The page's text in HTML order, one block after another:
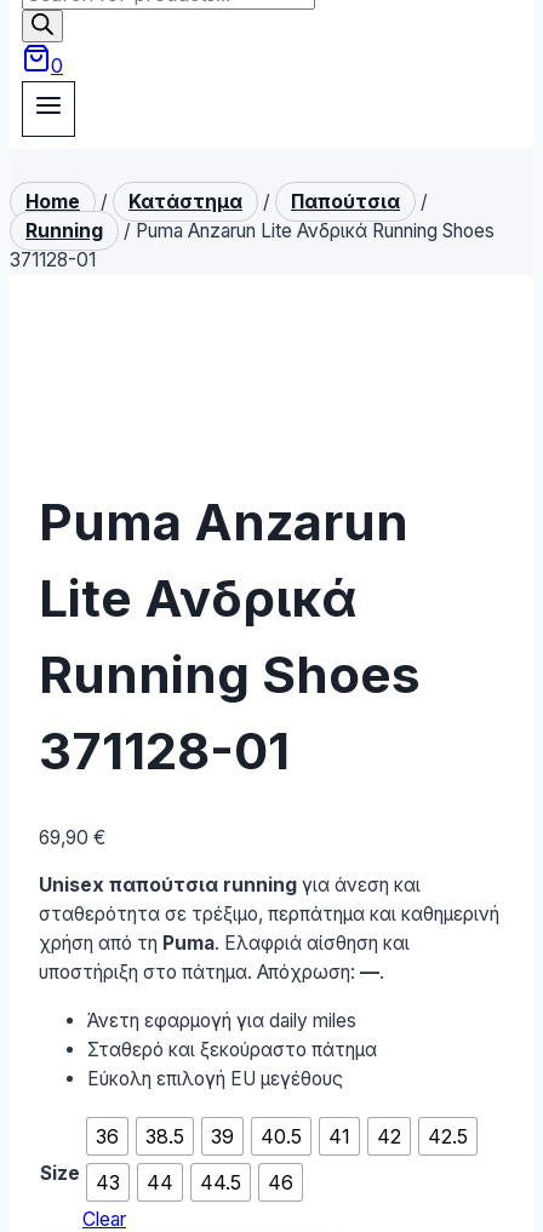
search
0
Home / Κατάστημα / Παπούτσια
/
Running
/ Puma Anzarun Lite Ανδρικά Running Shoes
371128-01
Puma Anzarun
Lite Ανδρικά
Running Shoes
371128-01
69,90 €
Unisex παπούτσια running για άνεση και
σταθερότητα σε τρέξιμο, περπάτημα και καθημερινή
χρήση από τη Puma. Ελαφριά αίσθηση και
υποστήριξη στο πάτημα. Απόχρωση: —.
Άνετη εφαρμογή για daily miles
Σταθερό και ξεκούραστο πάτημα
Εύκολη επιλογή EU μεγέθους
Size
36 38.5 39 40.5 41 42
42.5
43
44 44.5 46
Clear